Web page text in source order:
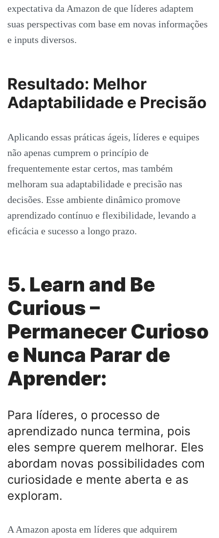
expectativa da Amazon de que líderes adaptem
suas perspectivas com base em novas informações
e inputs diversos.
Resultado: Melhor
Adaptabilidade e Precisão
Aplicando essas práticas ágeis, líderes e equipes
não apenas cumprem o princípio de
frequentemente estar certos, mas também
melhoram sua adaptabilidade e precisão nas
decisões. Esse ambiente dinâmico promove
aprendizado contínuo e flexibilidade, levando a
eficácia e sucesso a longo prazo.
5. Learn and Be
Curious –
Permanecer Curioso
e Nunca Parar de
Aprender:
Para líderes, o processo de
aprendizado nunca termina, pois
eles sempre querem melhorar. Eles
abordam novas possibilidades com
curiosidade e mente aberta e as
exploram.
A Amazon aposta em líderes que adquirem